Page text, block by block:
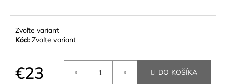
Zvoľte variant
Kód: Zvoľte variant
€23 DO KOŠÍKA
a
e